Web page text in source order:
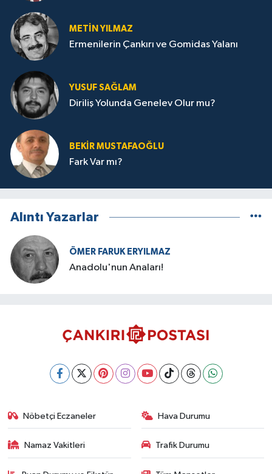
METIN YILMAZ
Ermenilerin Çankırı ve Gomidas Yalanı
YUSUF SAĞLAM
Diriliş Yolunda Genelev Olur mu?
BEKIR MUSTAFAOĞLU
Fark Var mı?
Alıntı Yazarlar
ÖMER FARUK ERYILMAZ
Anadolu'nun Anaları!
Nöbetçi Eczaneler Hava Durumu
Namaz Vakitleri Trafik Durumu